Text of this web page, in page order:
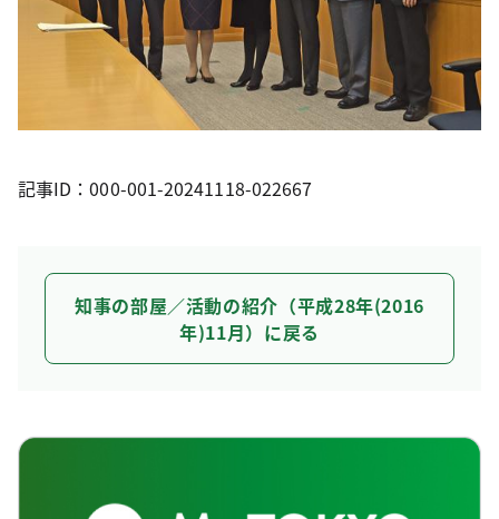
記事ID：000-001-20241118-022667
知事の部屋／活動の紹介（平成28年(2016
年)11月）に戻る